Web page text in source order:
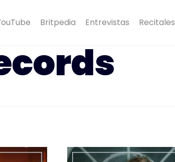
Britpedia Entrevistas Recitales